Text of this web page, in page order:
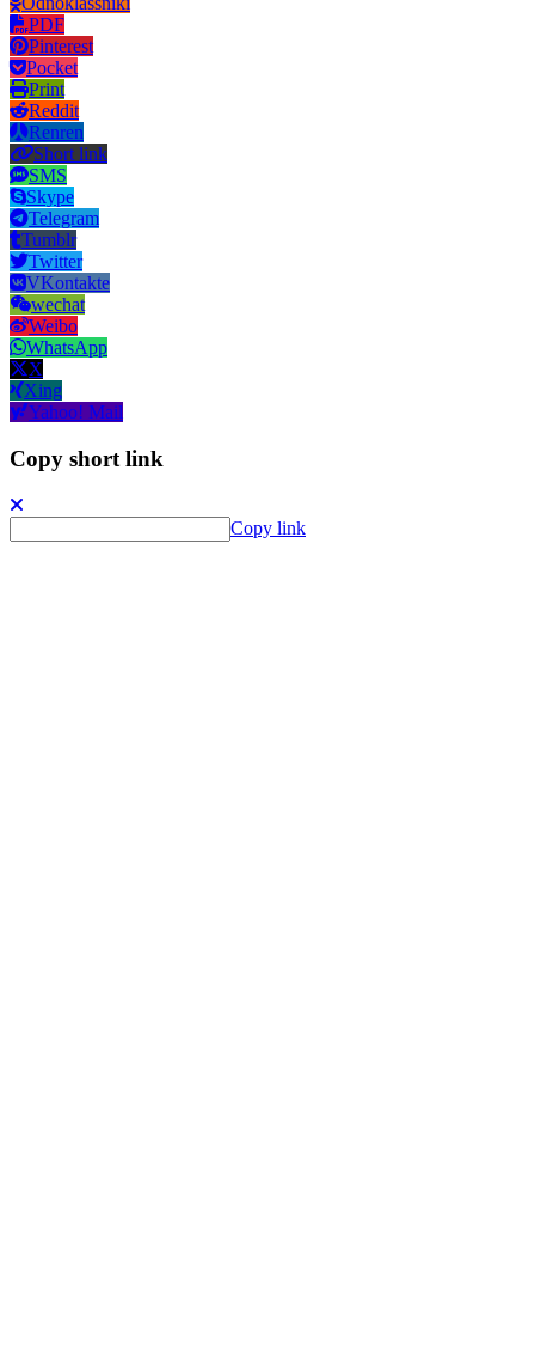
PDF
Pinterest
Pocket
Print
Reddit
Renren
Short link
SMS
Skype
Telegram
Tumblr
Twitter
VKontakte
wechat
Weibo
WhatsApp
X
Xing
Yahoo! Mail
Copy short link
Copy link